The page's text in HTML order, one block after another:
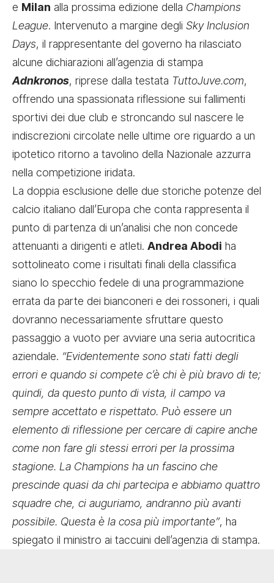
e Milan alla prossima edizione della Champions
League. Intervenuto a margine degli Sky Inclusion
Days, il rappresentante del governo ha rilasciato
alcune dichiarazioni all’agenzia di stampa
Adnkronos, riprese dalla testata TuttoJuve.com,
offrendo una spassionata riflessione sui fallimenti
sportivi dei due club e stroncando sul nascere le
indiscrezioni circolate nelle ultime ore riguardo a un
ipotetico ritorno a tavolino della Nazionale azzurra
nella competizione iridata.
La doppia esclusione delle due storiche potenze del
calcio italiano dall’Europa che conta rappresenta il
punto di partenza di un’analisi che non concede
attenuanti a dirigenti e atleti. Andrea Abodi ha
sottolineato come i risultati finali della classifica
siano lo specchio fedele di una programmazione
errata da parte dei bianconeri e dei rossoneri, i quali
dovranno necessariamente sfruttare questo
passaggio a vuoto per avviare una seria autocritica
aziendale. “Evidentemente sono stati fatti degli
errori e quando si compete c’è chi è più bravo di te;
quindi, da questo punto di vista, il campo va
sempre accettato e rispettato. Può essere un
elemento di riflessione per cercare di capire anche
come non fare gli stessi errori per la prossima
stagione. La Champions ha un fascino che
prescinde quasi da chi partecipa e abbiamo quattro
squadre che, ci auguriamo, andranno più avanti
possibile. Questa è la cosa più importante”, ha
spiegato il ministro ai taccuini dell’agenzia di stampa.